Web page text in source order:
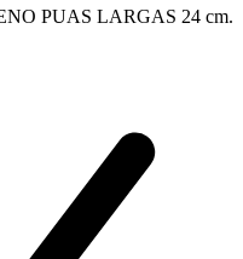
PUAS LARGAS 24 cm.